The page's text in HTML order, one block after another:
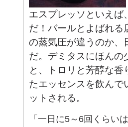
エスプレッソといえば
だ！バールとよばれる
の蒸気圧が違うのか、
だ。デミタスにほんの
と、トロリと芳醇な
たエッセンスを飲んで
ットされる。
「一日に5～6回くらい